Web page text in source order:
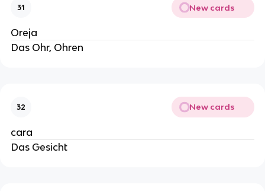
31 New cards
Oreja
Das Ohr, Ohren
32 New cards
cara
Das Gesicht